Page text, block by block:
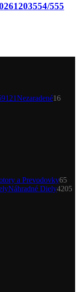
555
Nezaradené1616
a Prevodovky65
Náhradné Diely4205